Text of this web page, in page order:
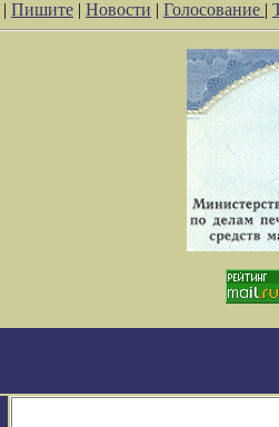
| Пишите | Новости | Голосование |